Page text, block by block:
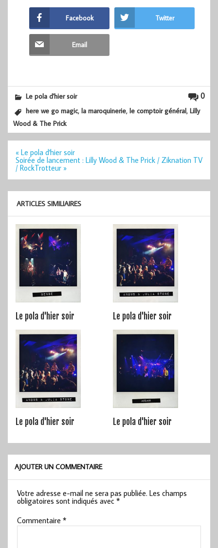
Facebook Twitter
Email
0
Le pola d'hier soir
here we go magic,la maroquinerie,le comptoir général,Lilly
Wood & The Prick
Navigation
de
l’article
« Le pola d'hier soir
Soirée de lancement : Lilly Wood & The Prick / Ziknation TV
/ RockTrotteur »
ARTICLES SIMILIAIRES
Le pola d'hier soir Le pola d'hier soir
Le pola d'hier soir Le pola d'hier soir
AJOUTER UN COMMENTAIRE
Votre adresse e-mail ne sera pas publiée. Les champs
obligatoires sont indiqués avec*
Commentaire*